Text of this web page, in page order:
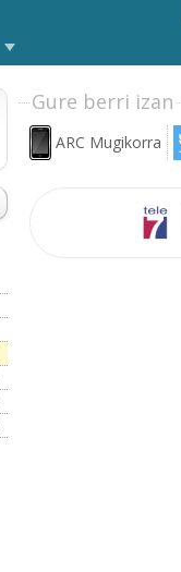
Gure berri izan
ARC Mugikorra